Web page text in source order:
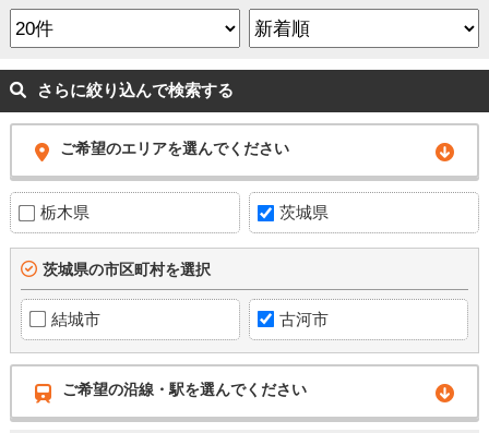
さらに絞り込んで検索する
ご希望のエリアを選んでください
栃木県 茨城県
茨城県の市区町村を選択
結城市 古河市
ご希望の沿線・駅を選んでください